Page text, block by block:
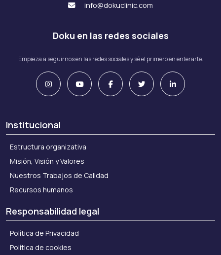
info@dokuclinic.com
Doku en las redes sociales
Empieza a seguirnos en las redes sociales y sé el primero en enterarte.
Institucional
Estructura organizativa
Misión, Visión y Valores
Nuestros Trabajos de Calidad
Recursos humanos
Responsabilidad legal
Política de Privacidad
Política de cookies